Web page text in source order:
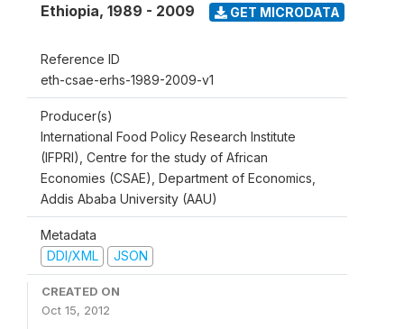
Ethiopia, 1989 - 2009 GET MICRODATA
Reference ID
eth-csae-erhs-1989-2009-v1
Producer(s)
International Food Policy Research Institute
(IFPRI), Centre for the study of African
Economies (CSAE), Department of Economics,
Addis Ababa University (AAU)
Metadata
DDI/XML
JSON
CREATED ON
Oct 15, 2012